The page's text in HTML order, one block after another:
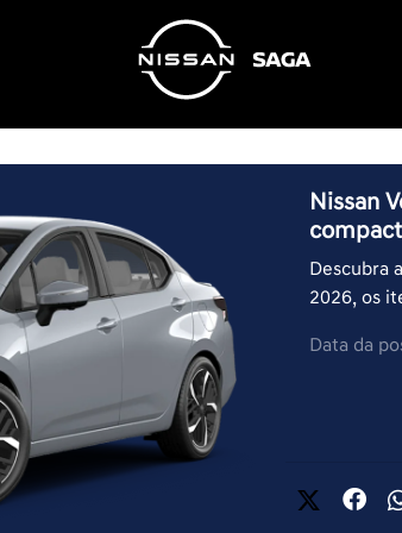
Nissan
Descubra
2026, os
Data da